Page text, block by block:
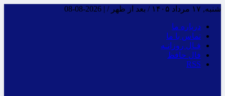
شنبه, ۱۷ مرداد ۱۴۰۵ / بعد از ظهر / |
2026-08-08
درباره ما
تماس با ما
فـال روزانـه
فال حافظ
RSS